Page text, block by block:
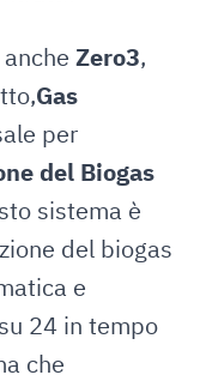
Zero3,
Gas
per
del Biogas
sistema è
del biogas
e
24 in tempo
che